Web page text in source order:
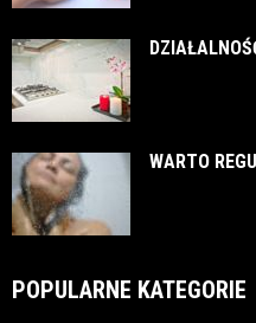
WARTO
POPULARNE KATEGORIE